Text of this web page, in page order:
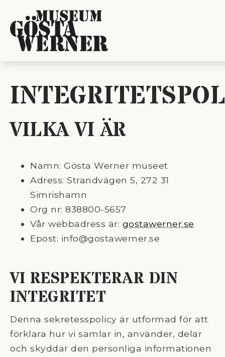
VILKA VI ÄR
Namn: Gösta Werner museet
Adress: Strandvägen 5, 272 31
Simrishamn
Org nr: 838800-5657
Vår webbadress är: gostawerner.se
Epost: info@gostawerner.se
VI RESPEKTERAR DIN
INTEGRITET
Denna sekretesspolicy är utformad för att
förklara hur vi samlar in, använder, delar
och skyddar den personliga informationen